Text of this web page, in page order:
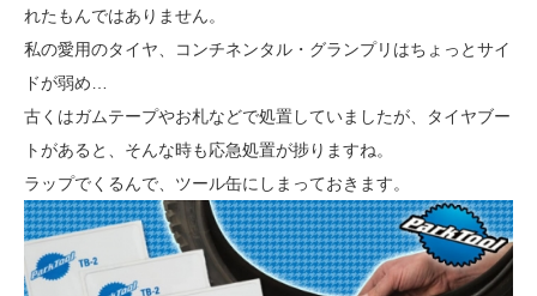
れたもんではありません。
私の愛用のタイヤ、コンチネンタル・グランプリはちょっとサイ
ドが弱め…
古くはガムテープやお札などで処置していましたが、タイヤブー
トがあると、そんな時も応急処置が捗りますね。
ラップでくるんで、ツール缶にしまっておきます。